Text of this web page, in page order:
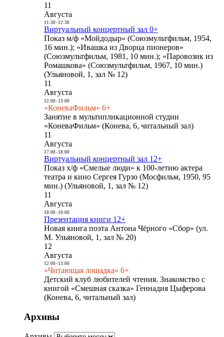
11
Августа
11:30- 12:30
Виртуальный концертный зал 0+
Показ м/ф «Мойдодыр» (Союзмультфильм, 1954,
16 мин.); «Ивашка из Дворца пионеров»
(Союзмультфильм, 1981, 10 мин.); «Паровозик из
Ромашкова» (Союзмультфильм, 1967, 10 мин.)
(Ульяновой, 1, зал № 12)
11
Августа
12:00- 13:00
«КоневаФильм» 6+
Занятие в мультипликационной студии
«КоневаФильм» (Конева, 6, читальный зал)
11
Августа
17:00- 18:00
Виртуальный концертный зал 12+
Показ х/ф «Смелые люди» к 100-летию актера
театра и кино Сергея Гурзо (Мосфильм, 1950, 95
мин.) (Ульяновой, 1, зал № 12)
11
Августа
18:00- 19:00
Презентация книги 12+
Новая книга поэта Антона Чёрного «Сбор» (ул.
М. Ульяновой, 1, зал № 20)
12
Августа
12:00- 13:00
«Читающая лошадка» 6+
Детский клуб любителей чтения. Знакомство с
книгой «Смешная сказка» Геннадия Цыферова
(Конева, 6, читальный зал)
Архивы